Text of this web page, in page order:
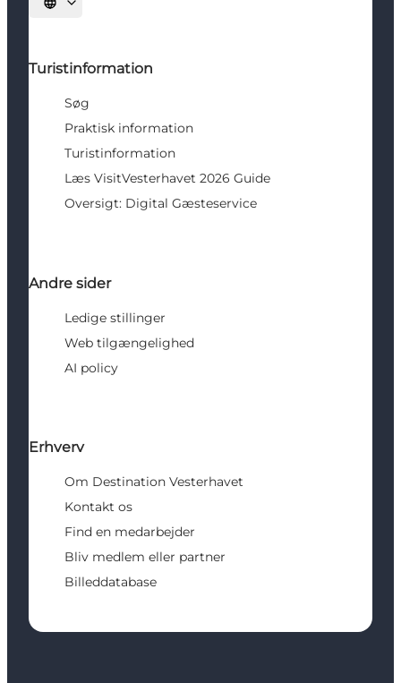
Vælg sprog
Turistinformation
Søg
Praktisk information
Turistinformation
Læs VisitVesterhavet 2026 Guide
Oversigt: Digital Gæsteservice
Andre sider
Ledige stillinger
Web tilgængelighed
AI policy
Erhverv
Om Destination Vesterhavet
Kontakt os
Find en medarbejder
Bliv medlem eller partner
Billeddatabase